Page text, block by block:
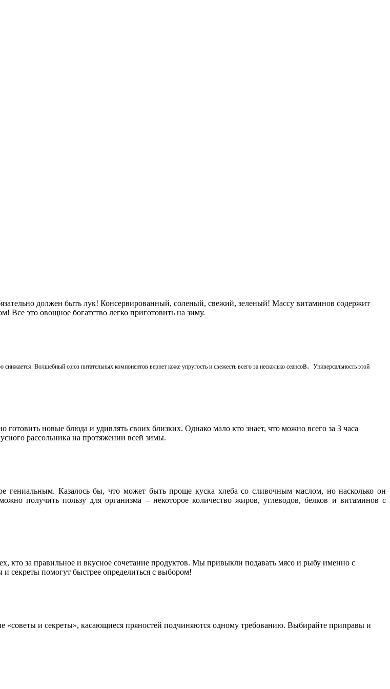
должен быть лук! Консервированный, соленый, свежий, зеленый! Массу витаминов содержит
Все это овощное богатство легко приготовить на зиму.
Волшебный союз питательных компонентов вернет коже упругость и свежесть всего за несколько сеансов.
Универсальность этой
новые блюда и удивлять своих близких. Однако мало кто знает, что можно всего за 3 часа
рассольника на протяжении всей зимы.
гениальным. Казалось бы, что может быть проще куска хлеба со сливочным маслом, но насколько он
получить пользу для организма – некоторое количество жиров, углеводов, белков и витаминов с
кто за правильное и вкусное сочетание продуктов. Мы привыкли подавать мясо и рыбу именно с
секреты помогут быстрее определиться с выбором!
и секреты», касающиеся пряностей подчиняются одному требованию. Выбирайте приправы и